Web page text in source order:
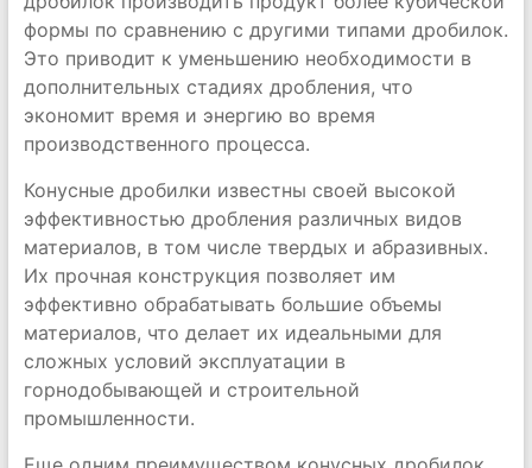
формы по сравнению с другими типами дробилок.
Это приводит к уменьшению необходимости в
дополнительных стадиях дробления, что
экономит время и энергию во время
производственного процесса.
Конусные дробилки известны своей высокой
эффективностью дробления различных видов
материалов, в том числе твердых и абразивных.
Их прочная конструкция позволяет им
эффективно обрабатывать большие объемы
материалов, что делает их идеальными для
сложных условий эксплуатации в
горнодобывающей и строительной
промышленности.